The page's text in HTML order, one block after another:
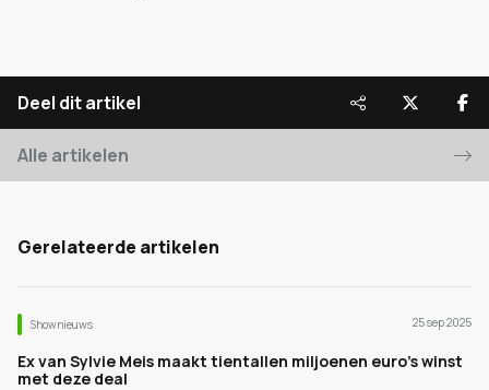
Deel dit artikel
Alle artikelen
Gerelateerde artikelen
Shownieuws 25 sep 2025
Ex van Sylvie Meis maakt tientallen miljoenen euro’s winst
met deze deal